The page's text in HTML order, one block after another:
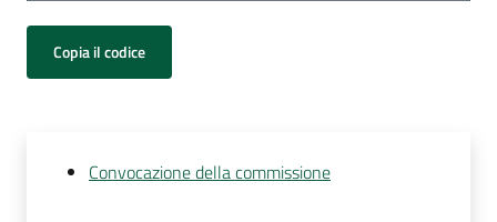
Copia il codice
Convocazione della commissione